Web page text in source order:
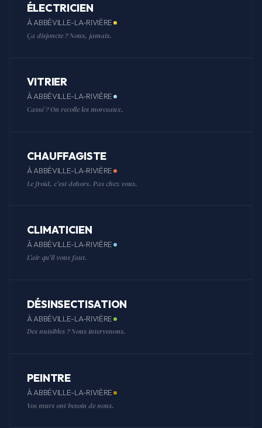
ÉLECTRICIEN
À ABBÉVILLE-LA-RIVIÈRE
Ça disjoncte ? Nous, jamais.
VITRIER
À ABBÉVILLE-LA-RIVIÈRE
Cassé ? On recolle les morceaux.
CHAUFFAGISTE
À ABBÉVILLE-LA-RIVIÈRE
Le froid, c'est dehors. Pas chez vous.
CLIMATICIEN
À ABBÉVILLE-LA-RIVIÈRE
L'air qu'il vous faut.
DÉSINSECTISATION
À ABBÉVILLE-LA-RIVIÈRE
Des nuisibles ? Nous intervenons.
PEINTRE
À ABBÉVILLE-LA-RIVIÈRE
Vos murs ont besoin de nous.